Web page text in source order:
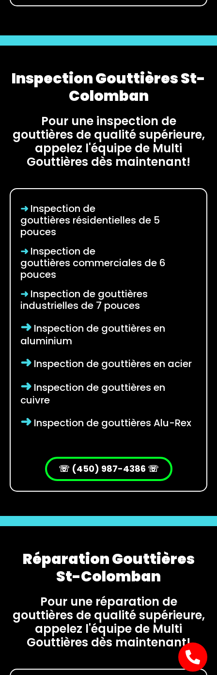
Inspection Gouttières St-
Colomban
Pour une inspection de
gouttières de qualité supérieure,
appelez l'équipe de Multi
Gouttières dès maintenant!
➜ Inspection de
gouttières résidentielles de 5
pouces
➜ Inspection de
gouttières commerciales de 6
pouces
➜ Inspection de gouttières
industrielles de 7 pouces
➜ Inspection de gouttières en
aluminium
➜ Inspection de gouttières en acier
➜ Inspection de gouttières en
cuivre
➜ Inspection de gouttières Alu-Rex
☏ (450) 987-4386 ☏
Réparation Gouttières
St-Colomban
Pour une réparation de
gouttières de qualité supérieure,
appelez l'équipe de Multi
Gouttières dès maintenant!